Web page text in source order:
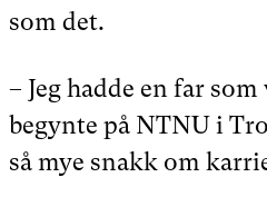
som det.
– Jeg hadde en far
begynte på NTNU i
så mye snakk om